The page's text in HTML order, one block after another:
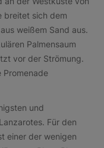
breitet sich dem
weißem Sand aus.
Palmensaum
vor der Strömung.
Promenade
und
Für den
einer der wenigen